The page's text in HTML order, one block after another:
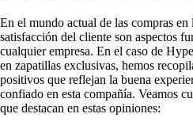
En el mundo actual de las compras
satisfacción del cliente son aspectos
cualquier empresa. En el caso de
en zapatillas exclusivas, hemos
positivos que reflejan la buena
confiado en esta compañía. Veamos
que destacan en estas opiniones: